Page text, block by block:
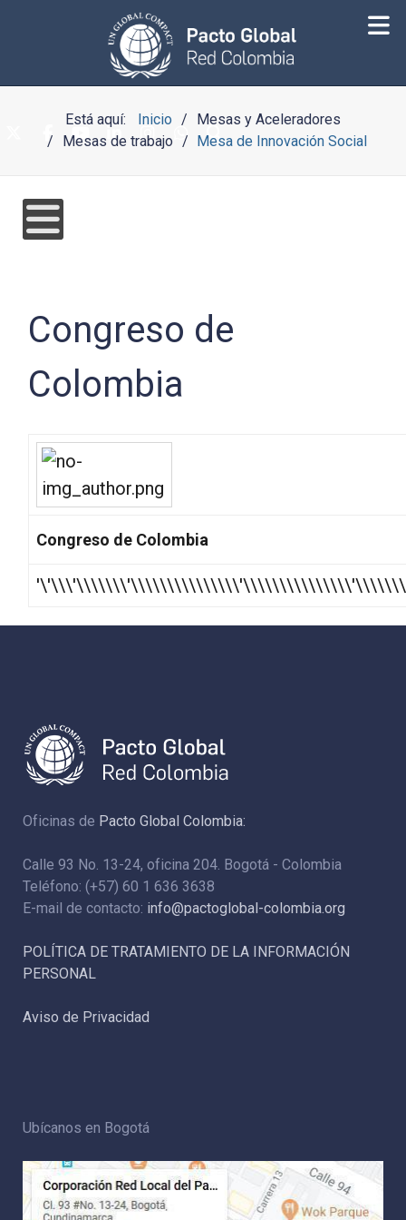
Está aquí: Inicio
Mesas y Aceleradores
Mesas de trabajo
Mesa de Innovación Social
Congreso de
Colombia
Congreso de Colombia
Oficinas de Pacto Global Colombia:
Calle 93 No. 13-24, oficina 204. Bogotá - Colombia
Teléfono: (+57) 60 1 636 3638
E-mail de contacto: info@pactoglobal-colombia.org
POLÍTICA DE TRATAMIENTO DE LA INFORMACIÓN
PERSONAL
Aviso de Privacidad
Ubícanos en Bogotá